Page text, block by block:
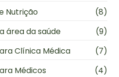
Nutrição
(8)
área da saúde
(9)
Clínica Médica
(7)
Médicos
(4)